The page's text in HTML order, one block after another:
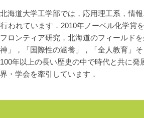
海道大学工学部では，応用理工系，情
われています．2010年ノーベル化学賞
ロンティア研究，北海道のフィールド
」，「国際性の涵養」，「全人教育」
年以上の長い歴史の中で時代と共に発
・学会を牽引しています．